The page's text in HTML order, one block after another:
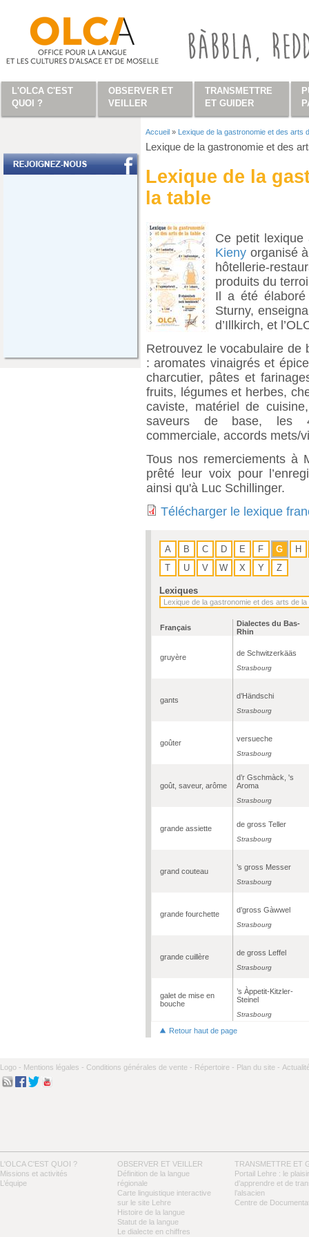
Vous êtes ici
Accueil » Lexique de la gastronomie et des arts
Lexique de la gastronomie et des
Lexique de la
la table
Ce petit
Kieny organisé
hôtellerie-
produits du
Il a été élaboré
Sturny,
d’Illkirch, et
Retrouvez le vocabulaire de
: aromates vinaigrés et
charcutier, pâtes et
fruits, légumes et herbes,
caviste, matériel de
saveurs de base, les 4
commerciale, accords mets/
Tous nos remerciements à
prêté leur voix pour
ainsi qu'à Luc Schillinger.
Télécharger le lexique
A B C D E F G
H
T
U V W X Y Z
Lexiques
Français
Dialectes du Bas-
Rhin
gruyère de Schwitzerkääs
Strasbourg
gants d’Händschi
Strasbourg
goûter versueche
Strasbourg
goût, saveur, arôme
d’r Gschmàck, 's
Aroma
Strasbourg
grande assiette de gross Teller
Strasbourg
grand couteau ’s gross Messer
Strasbourg
grande fourchette d’gross Gàwwel
Strasbourg
grande cuillère de gross Leffel
Strasbourg
galet de mise en
bouche
’s Àppetit-Kitzler-
Steinel
Strasbourg
Retour haut de page
Logo - Mentions légales - Conditions générales de vente - Répertoire - Plan du site -
L'OLCA C'EST QUOI ?
Missions et activités
L’équipe
OBSERVER ET VEILLER
Définition de la langue
régionale
Carte linguistique interactive
sur le site Lehre
Histoire de la langue
Statut de la langue
Le dialecte en chiffres
TRANSMETTRE ET
Portail Lehre : le plaisir
d’apprendre et de
l’alsacien
Centre de
L'OLCA C'EST
QUOI ?
OBSERVER ET
VEILLER
TRANSMETTRE
ET GUIDER